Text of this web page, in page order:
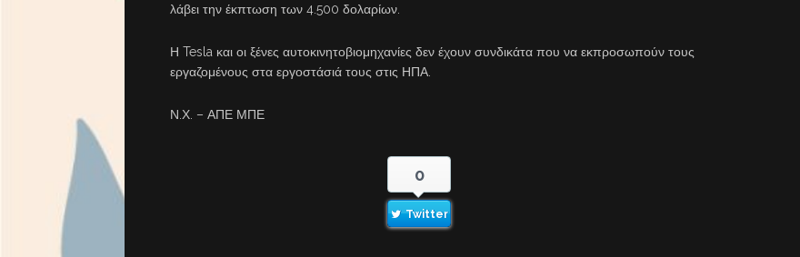
λάβει την έκπτωση των 4.500 δολαρίων.
Η Tesla και οι ξένες αυτοκινητοβιομηχανίες δεν έχουν συνδικάτα που να εκπροσωπούν τους
εργαζομένους στα εργοστάσιά τους στις ΗΠΑ.
Ν.Χ. – ΑΠΕ ΜΠΕ
0
Twitter